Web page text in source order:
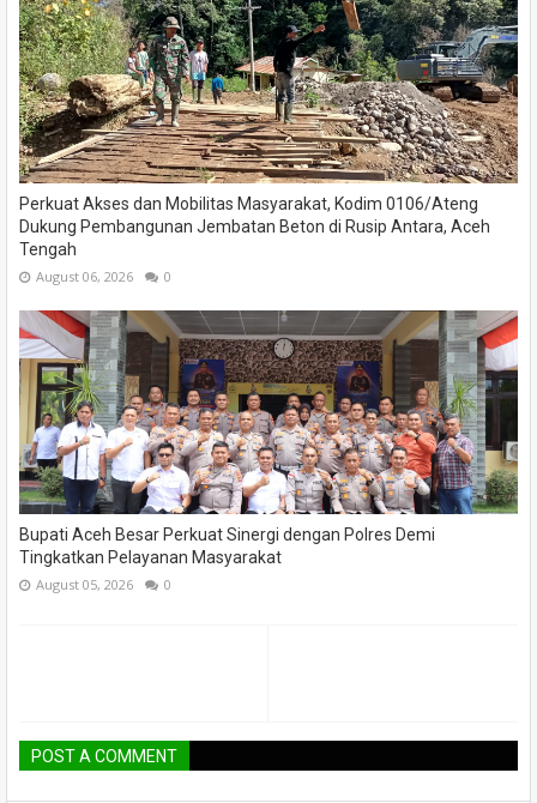
Perkuat Akses dan Mobilitas Masyarakat, Kodim 0106/Ateng
Dukung Pembangunan Jembatan Beton di Rusip Antara, Aceh
Tengah
August 06, 2026 0
Bupati Aceh Besar Perkuat Sinergi dengan Polres Demi
Tingkatkan Pelayanan Masyarakat
August 05, 2026 0
POST A COMMENT